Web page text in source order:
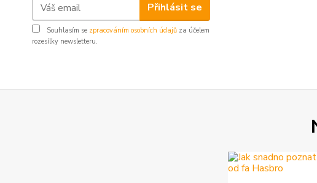
Přihlásit se
Souhlasím se zpracováním osobních údajů za účelem
rozesílky newsletteru.